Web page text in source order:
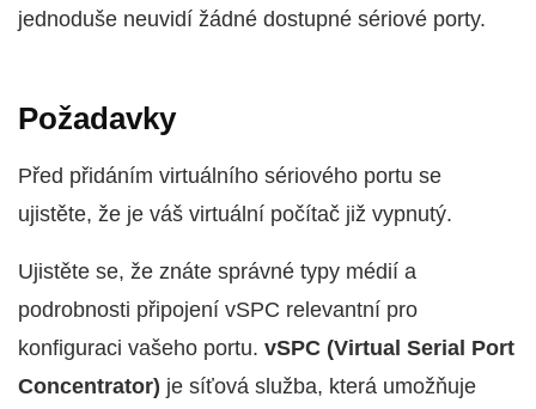
jednoduše neuvidí žádné dostupné sériové porty.
Požadavky
Před přidáním virtuálního sériového portu se
ujistěte, že je váš virtuální počítač již vypnutý.
Ujistěte se, že znáte správné typy médií a
podrobnosti připojení vSPC relevantní pro
konfiguraci vašeho portu. vSPC (Virtual Serial Port
Concentrator) je síťová služba, která umožňuje